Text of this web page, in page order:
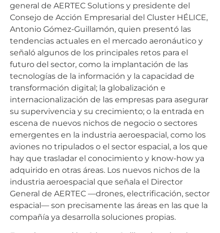
general de AERTEC Solutions y presidente del
Consejo de Acción Empresarial del Cluster HÉLICE,
Antonio Gómez-Guillamón, quien presentó las
tendencias actuales en el mercado aeronáutico y
señaló algunos de los principales retos para el
futuro del sector, como la implantación de las
tecnologías de la información y la capacidad de
transformación digital; la globalización e
internacionalización de las empresas para asegurar
su supervivencia y su crecimiento; o la entrada en
escena de nuevos nichos de negocio o sectores
emergentes en la industria aeroespacial, como los
aviones no tripulados o el sector espacial, a los que
hay que trasladar el conocimiento y know-how ya
adquirido en otras áreas. Los nuevos nichos de la
industria aeroespacial que señala el Director
General de AERTEC —drones, electrificación, sector
espacial— son precisamente las áreas en las que la
compañía ya desarrolla soluciones propias.